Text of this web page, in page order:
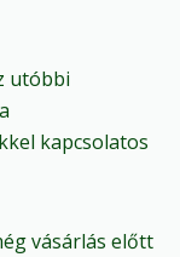
utóbbi
kapcsolatos
vásárlás előtt